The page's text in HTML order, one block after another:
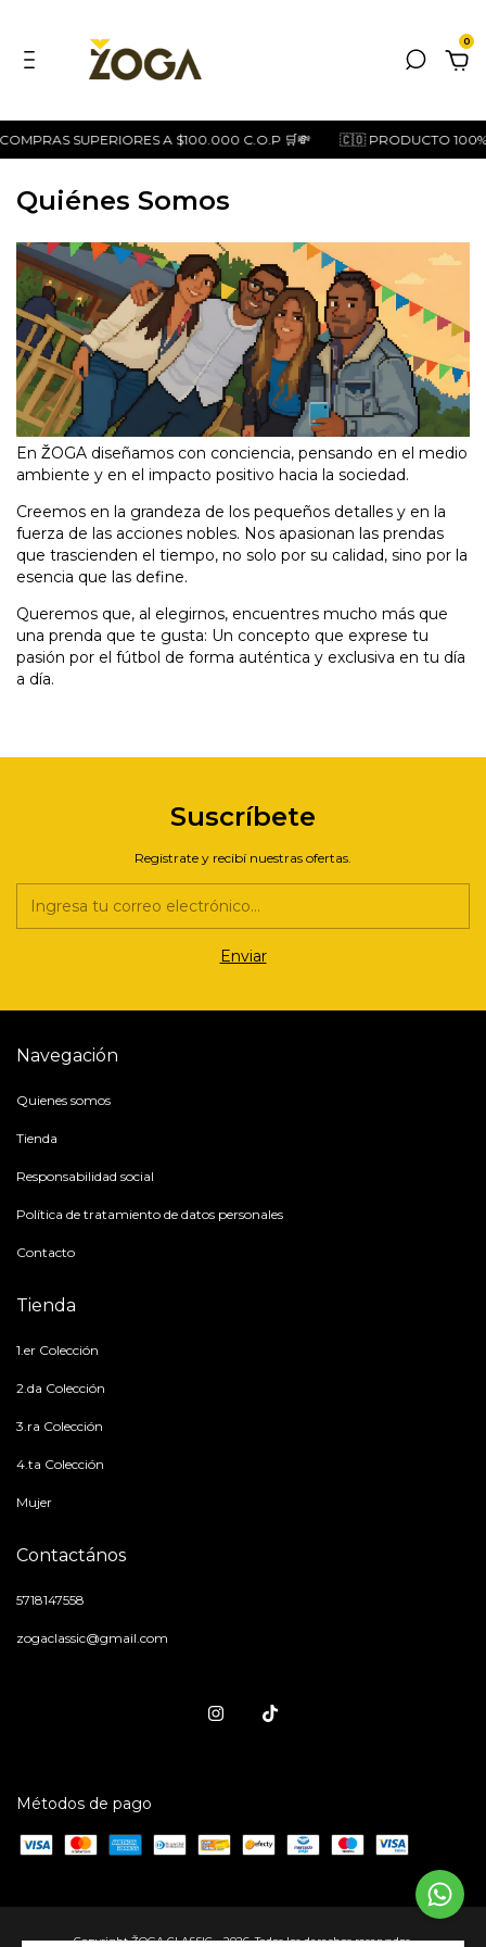
0
SUPERIORES A $100.000 C.O.P 🛒💸 🇨🇴 PRODUCTO
Quiénes Somos
En ŽOGA diseñamos con conciencia, pensando en el medio
ambiente y en el impacto positivo hacia la sociedad.
Creemos en la grandeza de los pequeños detalles y en la
fuerza de las acciones nobles. Nos apasionan las prendas
que trascienden el tiempo, no solo por su calidad, sino por la
esencia que las define.
Queremos que, al elegirnos, encuentres mucho más que
una prenda que te gusta: Un concepto que exprese tu
pasión por el fútbol de forma auténtica y exclusiva en tu día
a día.
Suscríbete
Registrate y recibí nuestras ofertas.
Navegación
Quienes somos
Tienda
Responsabilidad social
Política de tratamiento de datos personales
Contacto
Tienda
1.er Colección
2.da Colección
3.ra Colección
4.ta Colección
Mujer
Contactános
5718147558
zogaclassic@gmail.com
Métodos de pago
Copyright ŽOGA CLASSIC - 2026. Todos los derechos reservados.